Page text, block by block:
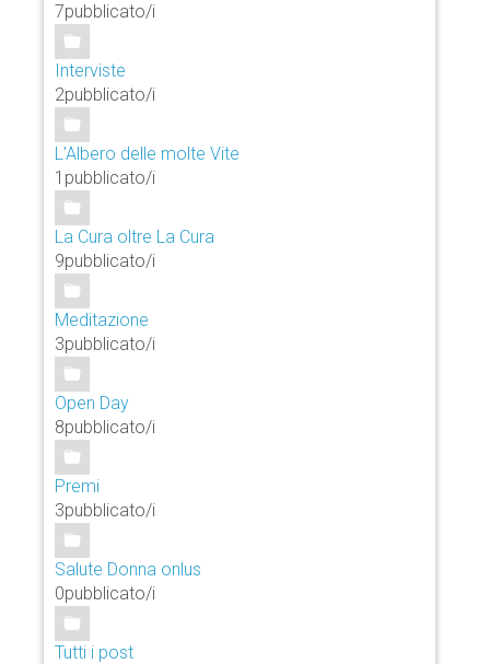
7pubblicato/i
Interviste
2pubblicato/i
L'Albero delle molte Vite
1pubblicato/i
La Cura oltre La Cura
9pubblicato/i
Meditazione
3pubblicato/i
Open Day
8pubblicato/i
Premi
3pubblicato/i
Salute Donna onlus
0pubblicato/i
Tutti i post